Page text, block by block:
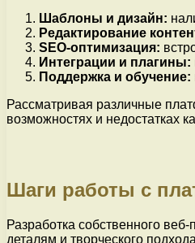
Шаблоны и дизайн:
Редактирование
SEO-оптимизация:
Интеграции и плагины:
Поддержка и обучение:
Рассматривая различные
возможностях и недостатках
Шаги работы с
Разработка собственного
деталям и творческого